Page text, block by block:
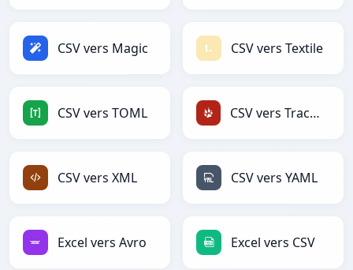
CSV vers Magic CSV vers Textile
CSV vers TOML CSV vers TracWiki
CSV vers XML CSV vers YAML
Excel vers Avro Excel vers CSV